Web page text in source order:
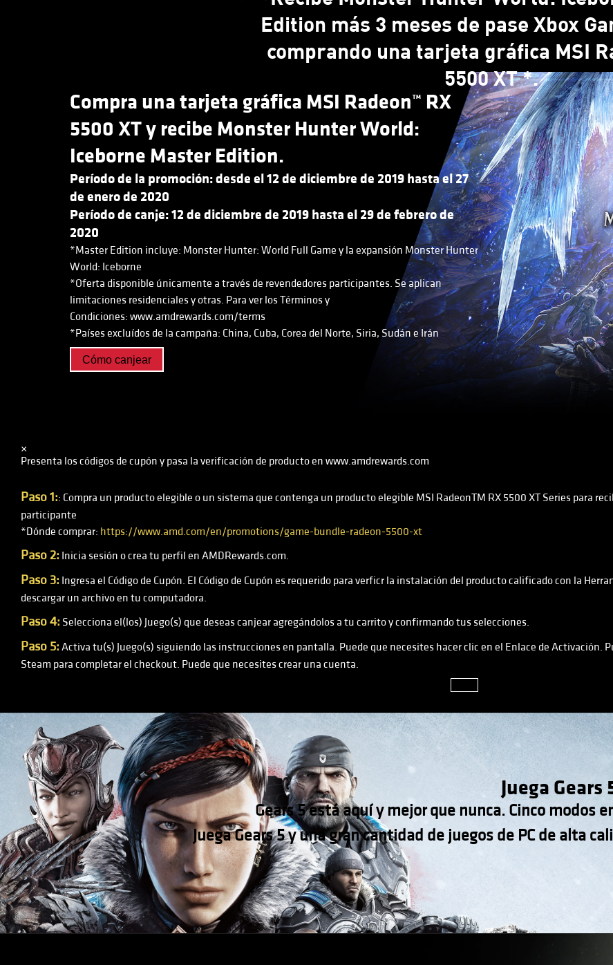
Edition más 3 meses de pase Xbox
comprando una tarjeta gráfica MSI
5500 XT *.
Compra una tarjeta gráfica MSI Radeon™ RX
5500 XT y recibe Monster Hunter World:
Iceborne Master Edition.
Período de la promoción: desde el 12 de diciembre de 2019 hasta el 27
de enero de 2020
Período de canje: 12 de diciembre de 2019 hasta el 29 de febrero de
2020
*Master Edition incluye: Monster Hunter: World Full Game y la expansión Monster Hunter
World: Iceborne
*Oferta disponible únicamente a través de revendedores participantes. Se aplican
limitaciones residenciales y otras. Para ver los Términos y
Condiciones: www.amdrewards.com/terms
*Países excluídos de la campaña: China, Cuba, Corea del Norte, Siria, Sudán e Irán
Cómo canjear
×
Presenta los códigos de cupón y pasa la verificación de producto en www.amdrewards.com
Paso 1:: Compra un producto elegible o un sistema que contenga un producto elegible MSI RadeonTM RX 5500 XT Series para
participante
*Dónde comprar: https://www.amd.com/en/promotions/game-bundle-radeon-5500-xt
Paso 2: Inicia sesión o crea tu perfil en AMDRewards.com.
Paso 3: Ingresa el Código de Cupón. El Código de Cupón es requerido para verficr la instalación del producto calificado con la
descargar un archivo en tu computadora.
Paso 4: Selecciona el(los) Juego(s) que deseas canjear agregándolos a tu carrito y confirmando tus selecciones.
Paso 5: Activa tu(s) Juego(s) siguiendo las instrucciones en pantalla. Puede que necesites hacer clic en el Enlace de Activación.
Steam para completar el checkout. Puede que necesites crear una cuenta.
Juega Gears
Gears 5 está aquí y mejor que nunca. Cinco modos
Juega Gears 5 y una gran cantidad de juegos de PC de alta